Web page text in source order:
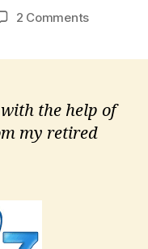
k
2 Commentson
Explorer
7
και
the help of
my retired